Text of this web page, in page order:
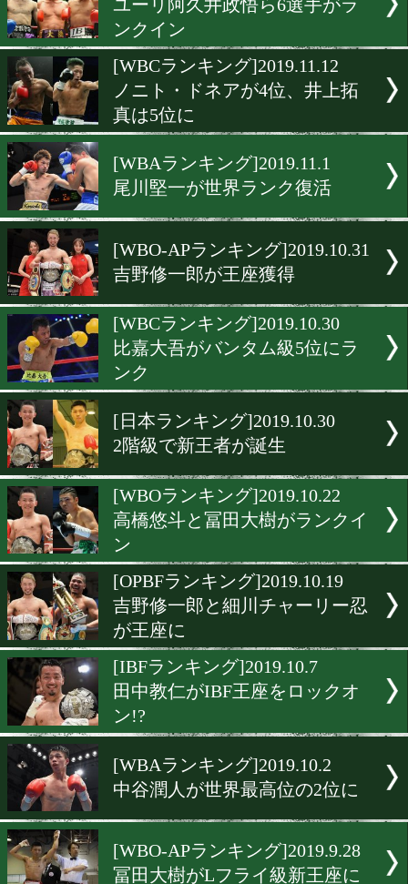
[WBOランキング
三迫ジム勢が続々ランクイ
[OPBFランキング
ンクイン
[WBCランキング]2019.11.12
ノニト・ドネアが4位、井
真は5位に
[WBAランキング]2019.11.1
尾川堅一が世界ランク復活
[WBO-APランキング
吉野修一郎が王座獲得
[WBCランキング
比嘉大吾がバンタム級5位
ンク
[日本ランキング]2019.10.30
2階級で新王者が誕生
[WBOランキング
高橋悠斗と冨田大樹がラン
ン
[OPBFランキング
吉野修一郎と細川チャーリ